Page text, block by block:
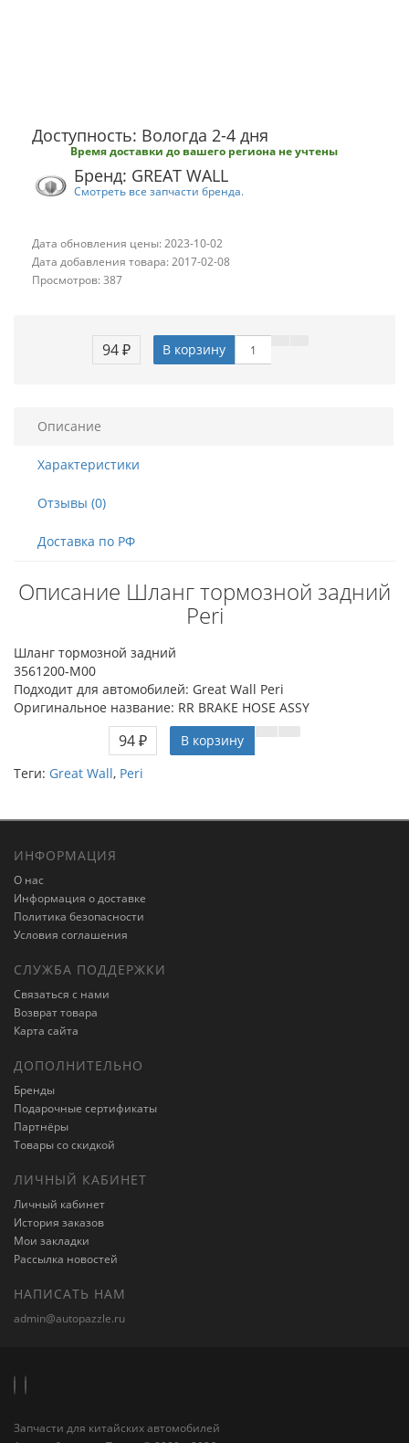
Доступность: Вологда 2-4 дня
Время доставки до вашего региона не учтены
Бренд: GREAT WALL
Смотреть все запчасти бренда.
Дата обновления цены: 2023-10-02
Дата добавления товара: 2017-02-08
Просмотров: 387
94 ₽ В корзину
Описание
Характеристики
Отзывы (0)
Доставка по РФ
Описание Шланг тормозной задний
Peri
Шланг тормозной задний
3561200-M00
Подходит для автомобилей: Great Wall Peri
Оригинальное название: RR BRAKE HOSE ASSY
94 ₽
В корзину
Теги: Great Wall, Peri
ИНФОРМАЦИЯ
О нас
Информация о доставке
Политика безопасности
Условия соглашения
СЛУЖБА ПОДДЕРЖКИ
Связаться с нами
Возврат товара
Карта сайта
ДОПОЛНИТЕЛЬНО
Бренды
Подарочные сертификаты
Партнёры
Товары со скидкой
ЛИЧНЫЙ КАБИНЕТ
Личный кабинет
История заказов
Мои закладки
Рассылка новостей
НАПИСАТЬ НАМ
admin@autopazzle.ru
Запчасти для китайских автомобилей